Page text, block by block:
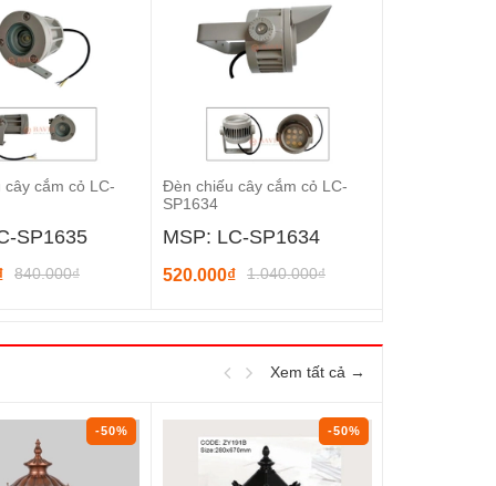
cắm cỏ LC-
SP1635
840.000₫
Đèn chiếu cây cắm cỏ LC-
SP1634
MSP: LC-SP1634
520.000₫ 1.040.000₫
Xem tất cả →
-50% -50%